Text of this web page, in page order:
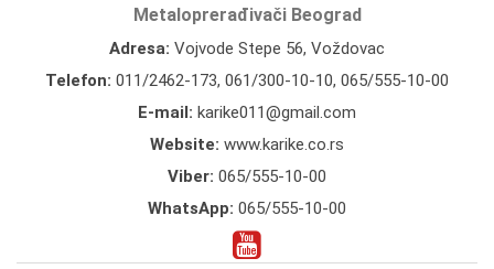
Metaloprerađivači Beograd
Adresa: Vojvode Stepe 56, Voždovac
Telefon: 011/2462-173, 061/300-10-10, 065/555-10-00
E-mail: karike011@gmail.com
Website: www.karike.co.rs
Viber: 065/555-10-00
WhatsApp: 065/555-10-00